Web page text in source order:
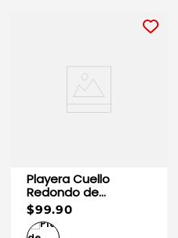
Playera Cuello
Redondo de
Caballero Vino |
Optima
$99.90